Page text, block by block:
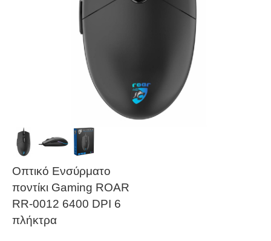
Οπτικό Ενσύρματο
ποντίκι Gaming ROAR
RR-0012 6400 DPI 6
πλήκτρα